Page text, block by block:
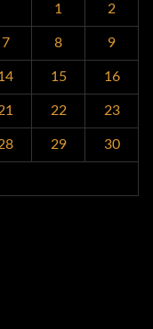
1 2
7 8 9
15 16
22 23
29 30